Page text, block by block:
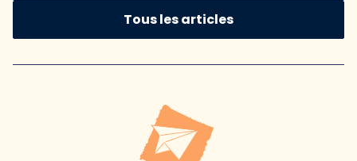
Tous les articles